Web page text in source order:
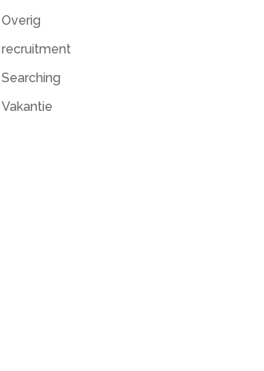
Overig
recruitment
Searching
Vakantie